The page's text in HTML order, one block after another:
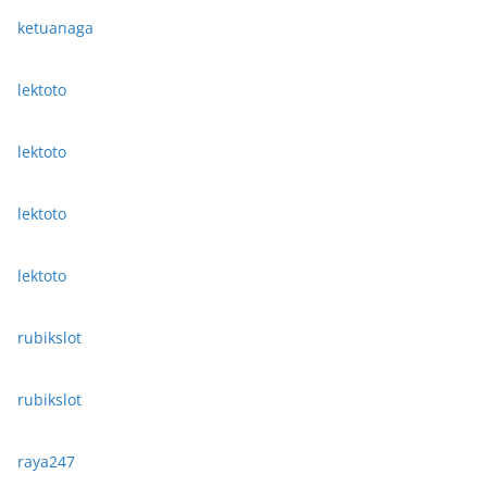
ketuanaga
lektoto
lektoto
lektoto
lektoto
rubikslot
rubikslot
raya247